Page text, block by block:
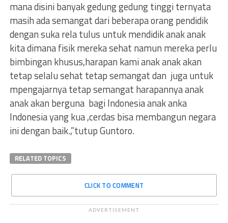
mana disini banyak gedung gedung tinggi ternyata
masih ada semangat dari beberapa orang pendidik
dengan suka rela tulus untuk mendidik anak anak
kita dimana fisik mereka sehat namun mereka perlu
bimbingan khusus,harapan kami anak anak akan
tetap selalu sehat tetap semangat dan juga untuk
mpengajarnya tetap semangat harapannya anak
anak akan berguna bagi Indonesia anak anka
Indonesia yang kua ,cerdas bisa membangun negara
ini dengan baik.,”tutup Guntoro.
RELATED TOPICS
CLICK TO COMMENT
ADVERTISEMENT